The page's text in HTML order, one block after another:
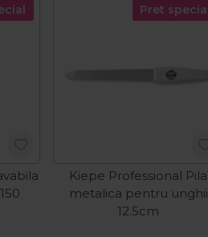
Pret
Kiepe Professional Pila
metalica pentru unghii
12.5cm